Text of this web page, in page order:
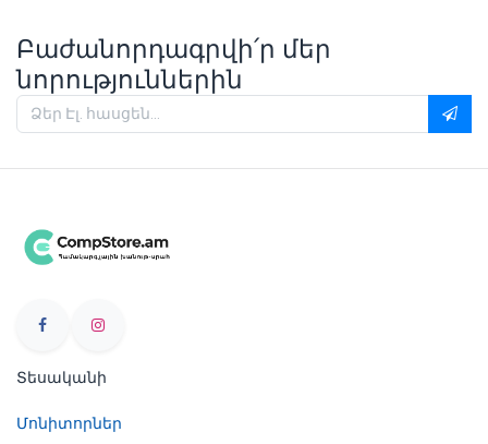
Բաժանորդագրվի՛ր մեր
նորություններին
Տեսականի
Մոնիտորներ